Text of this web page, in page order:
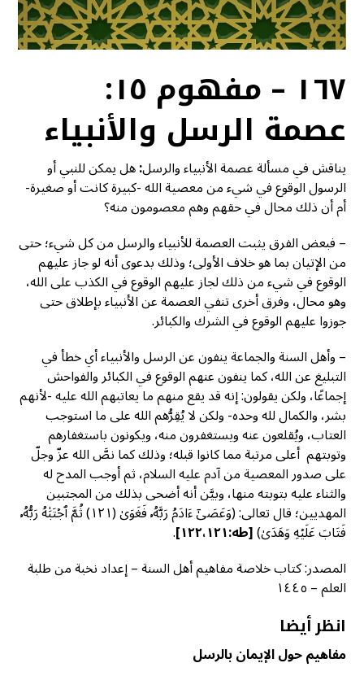
١٦٧ – مفهوم ١٥:
عصمة الرسل والأنبياء
يناقش في مسألة عصمة الأنبياء والرسل:هل يمكن للنبي أو
الرسول الوقوع في شيء من معصية الله -كبيرة كانت أو صغيرة-
أم أن ذلك محال في حقهم وهم معصومون منه؟
– فبعض الفرق يثبت العصمة للأنبياء والرسل من كل شيء؛ حتى
من الإتيان بما هو خلاف الأولى؛ وذلك بدعوى أنه لو جاز عليهم
الوقوع في شيء من ذلك لجاز عليهم الوقوع في الكذب على الله،
وهو محال، وفرق أخرى تنفي العصمة عن الأنبياء بإطلاق حتى
جوزوا عليهم الوقوع في الشرك والكبائر.
– وأهل السنة والجماعة ينفون عن الرسل والأنبياء أي خطأ في
التبليغ عن الله، كما ينفون عنهم الوقوع في الكبائر والفواحش
إجماعًا، ولكن يقولون: إنه قد يقع منهم ما يعاتبهم الله عليه -لأنهم
بشر، والكمال لله وحده- ولكن لا يُقِرُّهم الله على ما استوجب
العتاب، ويُقلعون عنه ويستغفرون منه، ويكونون باستغفارهم
وتوبتهم أعلى مرتبة مما كانوا قبله؛ وذلك كما نصَّ الله عزّ وجلّ
على صدور المعصية من آدم عليه السلام، ثم أوجب المدح له
والثناء عليه بتوبته منها، وبيَّن أنه أضحى بذلك من المجتبين
المهديين؛ قال تعالى: (وَعَصَىٰٓ ءَادَمُ رَبَّهُۥ فَغَوَىٰ (١٢١) ثُمَّ ٱجۡتَبَٰهُ رَبُّهُۥ
فَتَابَ عَلَيۡهِ وَهَدَىٰ)[طه:١٢٢،١٢١]
.
المصدر: كتاب خلاصة مفاهيم أهل السنة – إعداد نخبة من طلبة
العلم – ١٤٤٥
انظر أيضا
مفاهيم حول الإيمان بالرسل